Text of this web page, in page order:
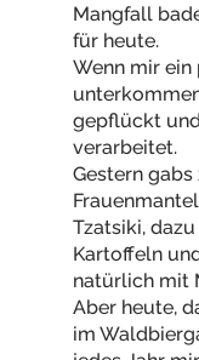
Mangfall
für heute.
Wenn mir ein
gepflückt
verarbeitet.
Gestern
Tzatsiki,
Kartoffeln
natürlich mit
Aber heute,
im